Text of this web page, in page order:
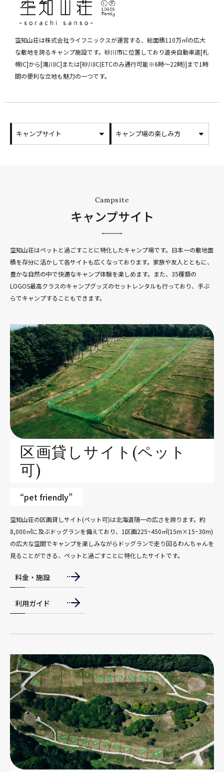
空知山荘は株式会社ライフニックスが運営する、総面積110万㎡の広大
な敷地を誇るキャンプ施設です。砂川市に位置しており道央自動車道[札
幌IC]から[滝川IC]または[砂川IC(ETCのみ通行可能※6時～22時)]まで1時
間の便利な立地も魅力の一つです。
キャンプサイト キャンプ場の楽しみ方
Campsite
キャンプサイト
空知山荘はペットと過ごすことに特化したキャンプ場です。日本一の敷地面
積を存分に活かして各サイトも広くなっております。家族や友人とともに、
豊かな自然の中で快適なキャンプ体験を楽しめます。また、35種類の
LOGOS最高クラスのキャンプグッズのセットレンタルも行っており、手ぶ
らでキャンプすることもできます。
区画貸しサイト(ペット
可)
“pet friendly”
空知山荘の区画貸しサイト(ペット可)は北海道随一の広さを誇ります。約
8,000㎡に及ぶドッグランを備えており、1区画225~450㎡(15m×15~30m)
の広大な空間でキャンプを楽しみながらドッグランで走り回るわんちゃんを
見ることができる、ペットと過ごすことに特化したサイトです。
料金・施設
利用ガイド